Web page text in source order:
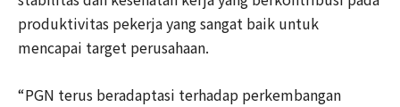
produktivitas pekerja yang sangat baik untuk
mencapai target perusahaan.
“PGN terus beradaptasi terhadap perkembangan